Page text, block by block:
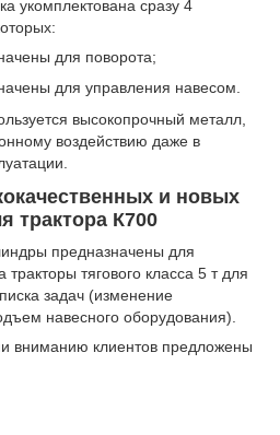
укомплектована сразу 4
для поворота;
для управления навесом.
высокопрочный металл,
воздействию даже в
и новых
трактора К700
предназначены для
тягового класса 5 т для
задач (изменение
навесного оборудования).
вниманию клиентов предложены